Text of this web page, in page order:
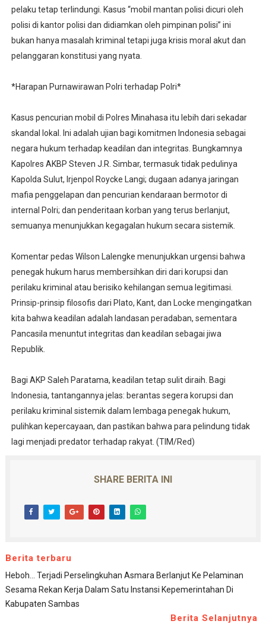
pelaku tetap terlindungi. Kasus “mobil mantan polisi dicuri oleh
polisi di kantor polisi dan didiamkan oleh pimpinan polisi” ini
bukan hanya masalah kriminal tetapi juga krisis moral akut dan
pelanggaran konstitusi yang nyata.
*Harapan Purnawirawan Polri terhadap Polri*
Kasus pencurian mobil di Polres Minahasa itu lebih dari sekadar
skandal lokal. Ini adalah ujian bagi komitmen Indonesia sebagai
negara hukum terhadap keadilan dan integritas. Bungkamnya
Kapolres AKBP Steven J.R. Simbar, termasuk tidak pedulinya
Kapolda Sulut, Irjenpol Roycke Langi; dugaan adanya jaringan
mafia penggelapan dan pencurian kendaraan bermotor di
internal Polri; dan penderitaan korban yang terus berlanjut,
semuanya menunjukkan kegagalan hukum secara sistemik.
Komentar pedas Wilson Lalengke menunjukkan urgensi bahwa
penegak hukum harus membersihkan diri dari korupsi dan
perilaku kriminal atau berisiko kehilangan semua legitimasi.
Prinsip-prinsip filosofis dari Plato, Kant, dan Locke mengingatkan
kita bahwa keadilan adalah landasan peradaban, sementara
Pancasila menuntut integritas dan keadilan sebagai jiwa
Republik.
Bagi AKP Saleh Paratama, keadilan tetap sulit diraih. Bagi
Indonesia, tantangannya jelas: berantas segera korupsi dan
perilaku kriminal sistemik dalam lembaga penegak hukum,
pulihkan kepercayaan, dan pastikan bahwa para pelindung tidak
lagi menjadi predator terhadap rakyat. (TIM/Red)
SHARE BERITA INI
Berita terbaru
Heboh... Terjadi Perselingkuhan Asmara Berlanjut Ke Pelaminan
Sesama Rekan Kerja Dalam Satu Instansi Kepemerintahan Di
Kabupaten Sambas
Berita Selanjutnya